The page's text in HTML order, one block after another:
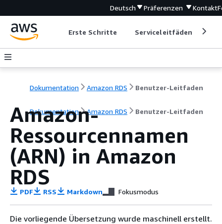
Deutsch Präferenzen Kontakt
Erste Schritte Serviceleitfäden
Dokumentation Amazon RDS Benutzer-Leitfaden
Dokumentation Amazon RDS Benutzer-Leitfaden
Amazon-
Ressourcennamen
(ARN) in Amazon
RDS
PDF RSS Markdown Fokusmodus
Die vorliegende Übersetzung wurde maschinell erstellt.